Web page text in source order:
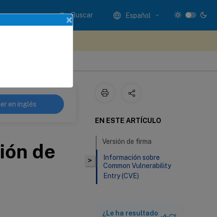
Buscar Español
en inglés
de
>
EN ESTE ARTÍCULO
Versión de firma
Información sobre
Common Vulnerability
Entry (CVE)
¿Le ha resultado
×